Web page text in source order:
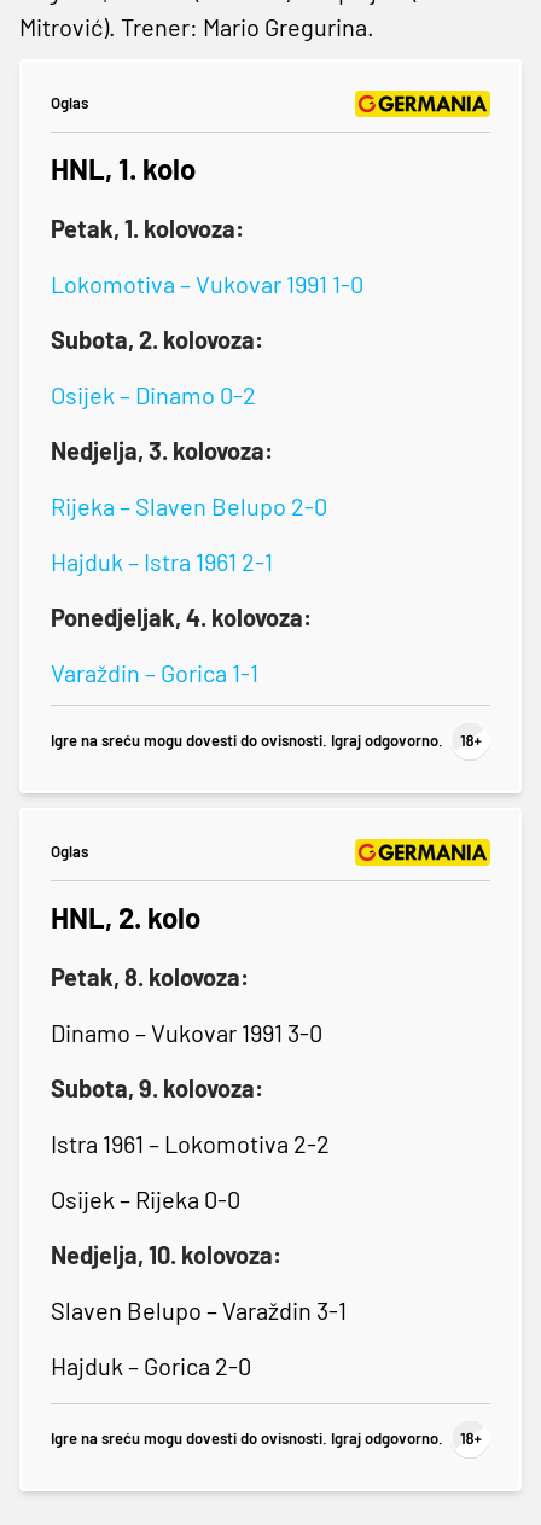
Mitrović). Trener: Mario Gregurina.
Oglas
HNL, 1. kolo
Petak, 1. kolovoza:
Lokomotiva – Vukovar 1991 1-0
Subota, 2. kolovoza:
Osijek – Dinamo 0-2
Nedjelja, 3. kolovoza:
Rijeka – Slaven Belupo 2-0
Hajduk – Istra 1961 2-1
Ponedjeljak, 4. kolovoza:
Varaždin – Gorica 1-1
Igre na sreću mogu dovesti do ovisnosti. Igraj odgovorno.
Oglas
HNL, 2. kolo
Petak, 8. kolovoza:
Dinamo – Vukovar 1991 3-0
Subota, 9. kolovoza:
Istra 1961 – Lokomotiva 2-2
Osijek – Rijeka 0-0
Nedjelja, 10. kolovoza:
Slaven Belupo – Varaždin 3-1
Hajduk – Gorica 2-0
Igre na sreću mogu dovesti do ovisnosti. Igraj odgovorno.